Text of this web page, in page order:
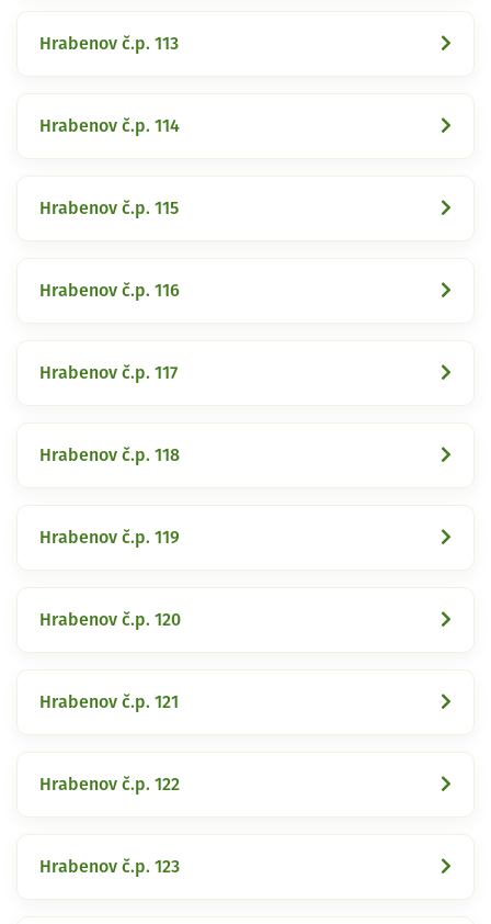
Hrabenov č.p. 113
Hrabenov č.p. 114
Hrabenov č.p. 115
Hrabenov č.p. 116
Hrabenov č.p. 117
Hrabenov č.p. 118
Hrabenov č.p. 119
Hrabenov č.p. 120
Hrabenov č.p. 121
Hrabenov č.p. 122
Hrabenov č.p. 123